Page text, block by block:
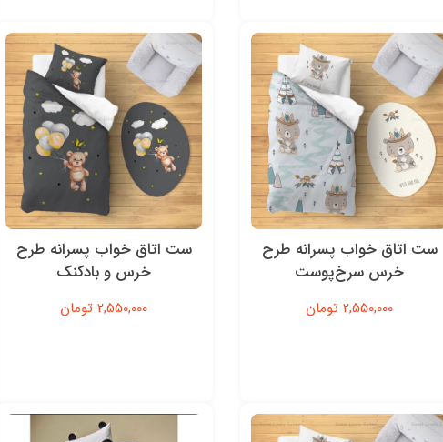
ست اتاق خواب پسرانه طرح
خرس سرخ‌پوست
2,550,000 تومان
ست اتاق خواب پسرانه طرح
‌خرس و بادکنک
2,550,000 تومان